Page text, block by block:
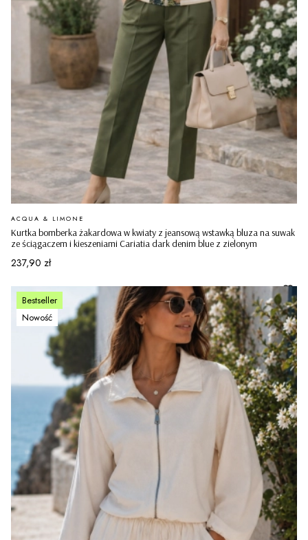
Kurtka bomberka żakardowa w kwiaty z jeansową wstawką bluza na suwak
ze ściągaczem i kieszeniami Cariatia dark denim blue z zielonym
PRODUCENT
ACQUA & LIMONE
Cena
237,90 zł
Bestseller
Nowość